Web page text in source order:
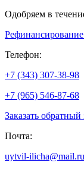
Одобряем в
Телефон:
+7 (343) 307-38-98
+7 (965) 546-87-68
Заказать обратный
Почта:
uytvil-ilicha@mail.ru